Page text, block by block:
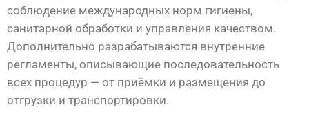
соблюдение международных норм гигиены,
санитарной обработки и управления качеством.
Дополнительно разрабатываются внутренние
регламенты, описывающие последовательность
всех процедур — от приёмки и размещения до
отгрузки и транспортировки.